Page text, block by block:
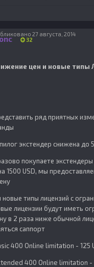
32
27 августа, 2014
цен и новые типы
ряд приятных
экстендер снижена до
покупаете
1500 USD, мы
новые типы лицензий с
лицензии будут иметь
в 2 раза ниже обычной
саппорт
400 Online limitation - 125
400 Online limitation -